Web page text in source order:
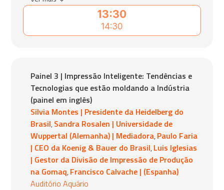
13:30
14:30
Painel 3 | Impressão Inteligente: Tendências e
Tecnologias que estão moldando a Indústria
(painel em inglês)
Silvia Montes | Presidente da Heidelberg do
Brasil,Sandra Rosalen | Universidade de
Wuppertal (Alemanha) | Mediadora,Paulo Faria
| CEO da Koenig & Bauer do Brasil,Luis Iglesias
| Gestor da Divisão de Impressão de Produção
na Gomaq,Francisco Calvache | (Espanha)
Auditório Aquário